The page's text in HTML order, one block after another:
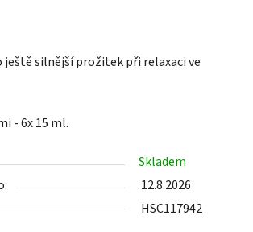
ještě silnější prožitek při relaxaci ve
- 6x 15 ml.
Skladem
12.8.2026
HSC117942